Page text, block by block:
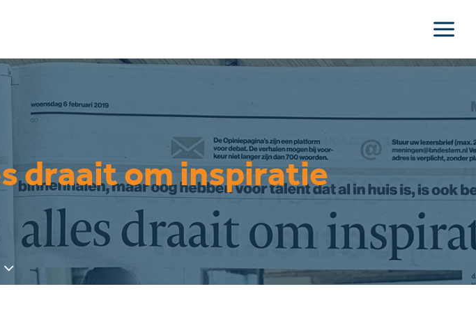
draait om inspiratie